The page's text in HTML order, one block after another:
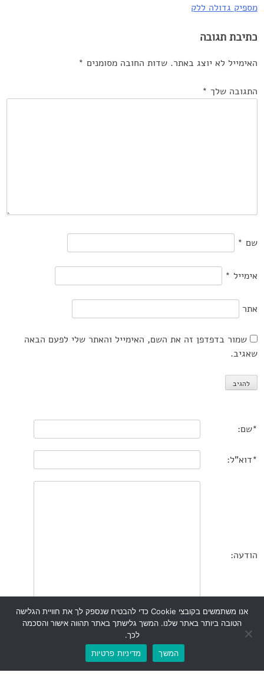
ניווט
מספיק גדולה ללק
כתיבת תגובה
האימייל לא יוצג באתר. שדות החובה מסומנים *
התגובה שלך *
שם *
אימייל *
אתר
שמור בדפדפן זה את השם, האימייל והאתר שלי לפעם הבאה
שאגיב.
*שם:
*דוא"ל:
הודעה:
אנו משתמשים בקובצי Cookie כדי להבטיח שנספק לך את חוויית הגלישה
הטובה ביותר באתר שלנו. המשך גלישתך באתר תהווה אישור והסכמה
לכך.
המשך
מדיניות פרטיות